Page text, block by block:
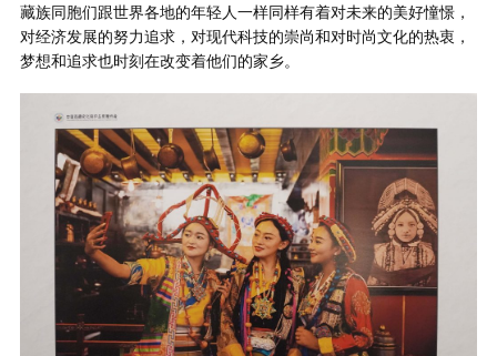
藏族同胞们跟世界各地的年轻人一样同样有着对未来的美好憧憬，
对经济发展的努力追求，对现代科技的崇尚和对时尚文化的热衷，
梦想和追求也时刻在改变着他们的家乡。